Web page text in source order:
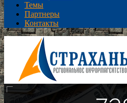
Темы
Партнеры
Контакты